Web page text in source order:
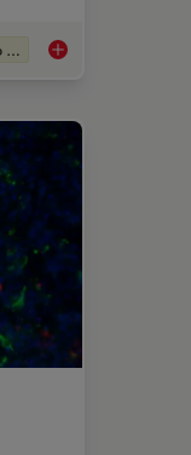
Microscopi per campo scuro Microscopi per